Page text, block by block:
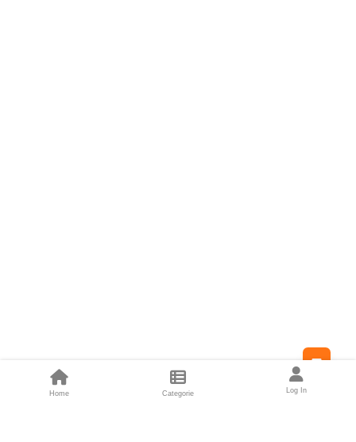
Home Categorie Log In